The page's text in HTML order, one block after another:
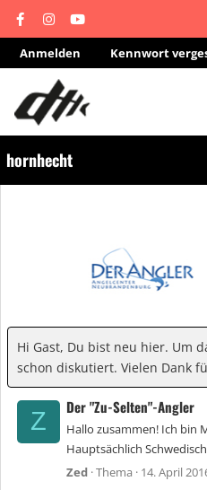
Anmelden Kennwort
hornhecht
Hi Gast, Du bist neu hier. Um
schon diskutiert. Vielen Dank
Z
Der "Zu-Selten"-Angler
Hallo zusammen! Ich bin
Hauptsächlich
Zed Thema 14. April